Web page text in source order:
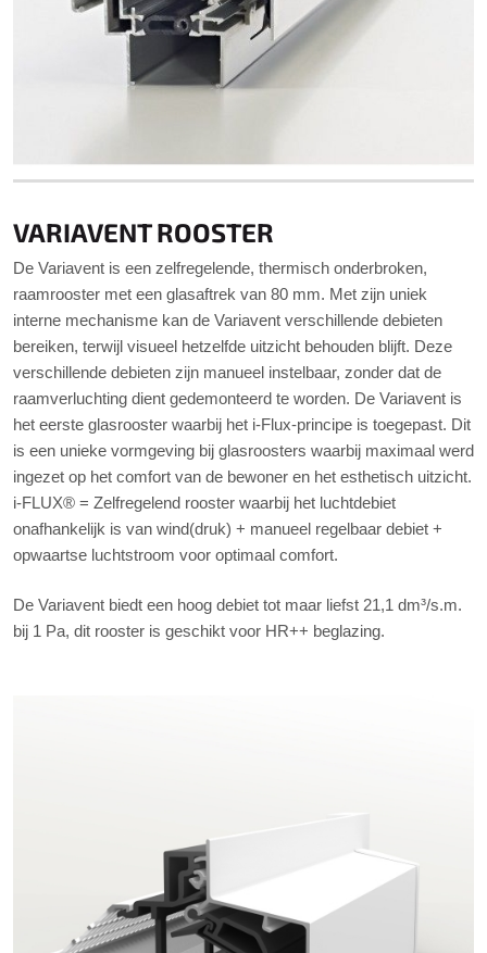
VARIAVENT ROOSTER
De Variavent is een zelfregelende, thermisch onderbroken,
raamrooster met een glasaftrek van 80 mm. Met zijn uniek
interne mechanisme kan de Variavent verschillende debieten
bereiken, terwijl visueel hetzelfde uitzicht behouden blijft. Deze
verschillende debieten zijn manueel instelbaar, zonder dat de
raamverluchting dient gedemonteerd te worden. De Variavent is
het eerste glasrooster waarbij het i-Flux-principe is toegepast. Dit
is een unieke vormgeving bij glasroosters waarbij maximaal werd
ingezet op het comfort van de bewoner en het esthetisch uitzicht.
i-FLUX® = Zelfregelend rooster waarbij het luchtdebiet
onafhankelijk is van wind(druk) + manueel regelbaar debiet +
opwaartse luchtstroom voor optimaal comfort.
De Variavent biedt een hoog debiet tot maar liefst 21,1 dm³/s.m.
bij 1 Pa, dit rooster is geschikt voor HR++ beglazing.